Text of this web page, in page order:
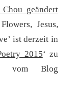
geändert
Jesus,
ist derzeit in
2015‘ zu
vom Blog